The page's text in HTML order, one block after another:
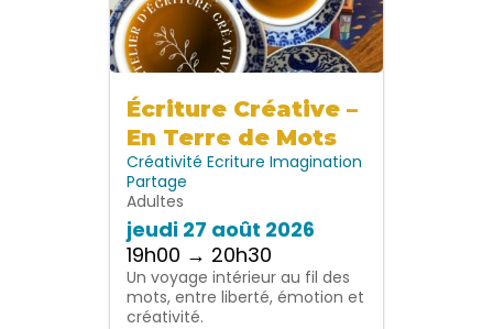
Écriture Créative –
En Terre de Mots
Créativité Ecriture Imagination
Partage
Adultes
jeudi 27 août 2026
19h00 → 20h30
Un voyage intérieur au fil des
mots, entre liberté, émotion et
créativité.